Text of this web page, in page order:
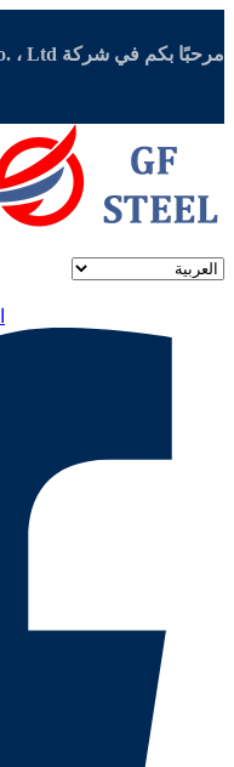
مرحبًا بكم في شركة Henan Gengfei Industrial Co. ، Ltd.